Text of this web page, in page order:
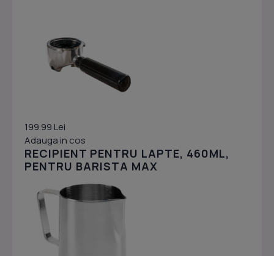
199.99 Lei
Adauga in cos
RECIPIENT PENTRU LAPTE, 460ML,
PENTRU BARISTA MAX